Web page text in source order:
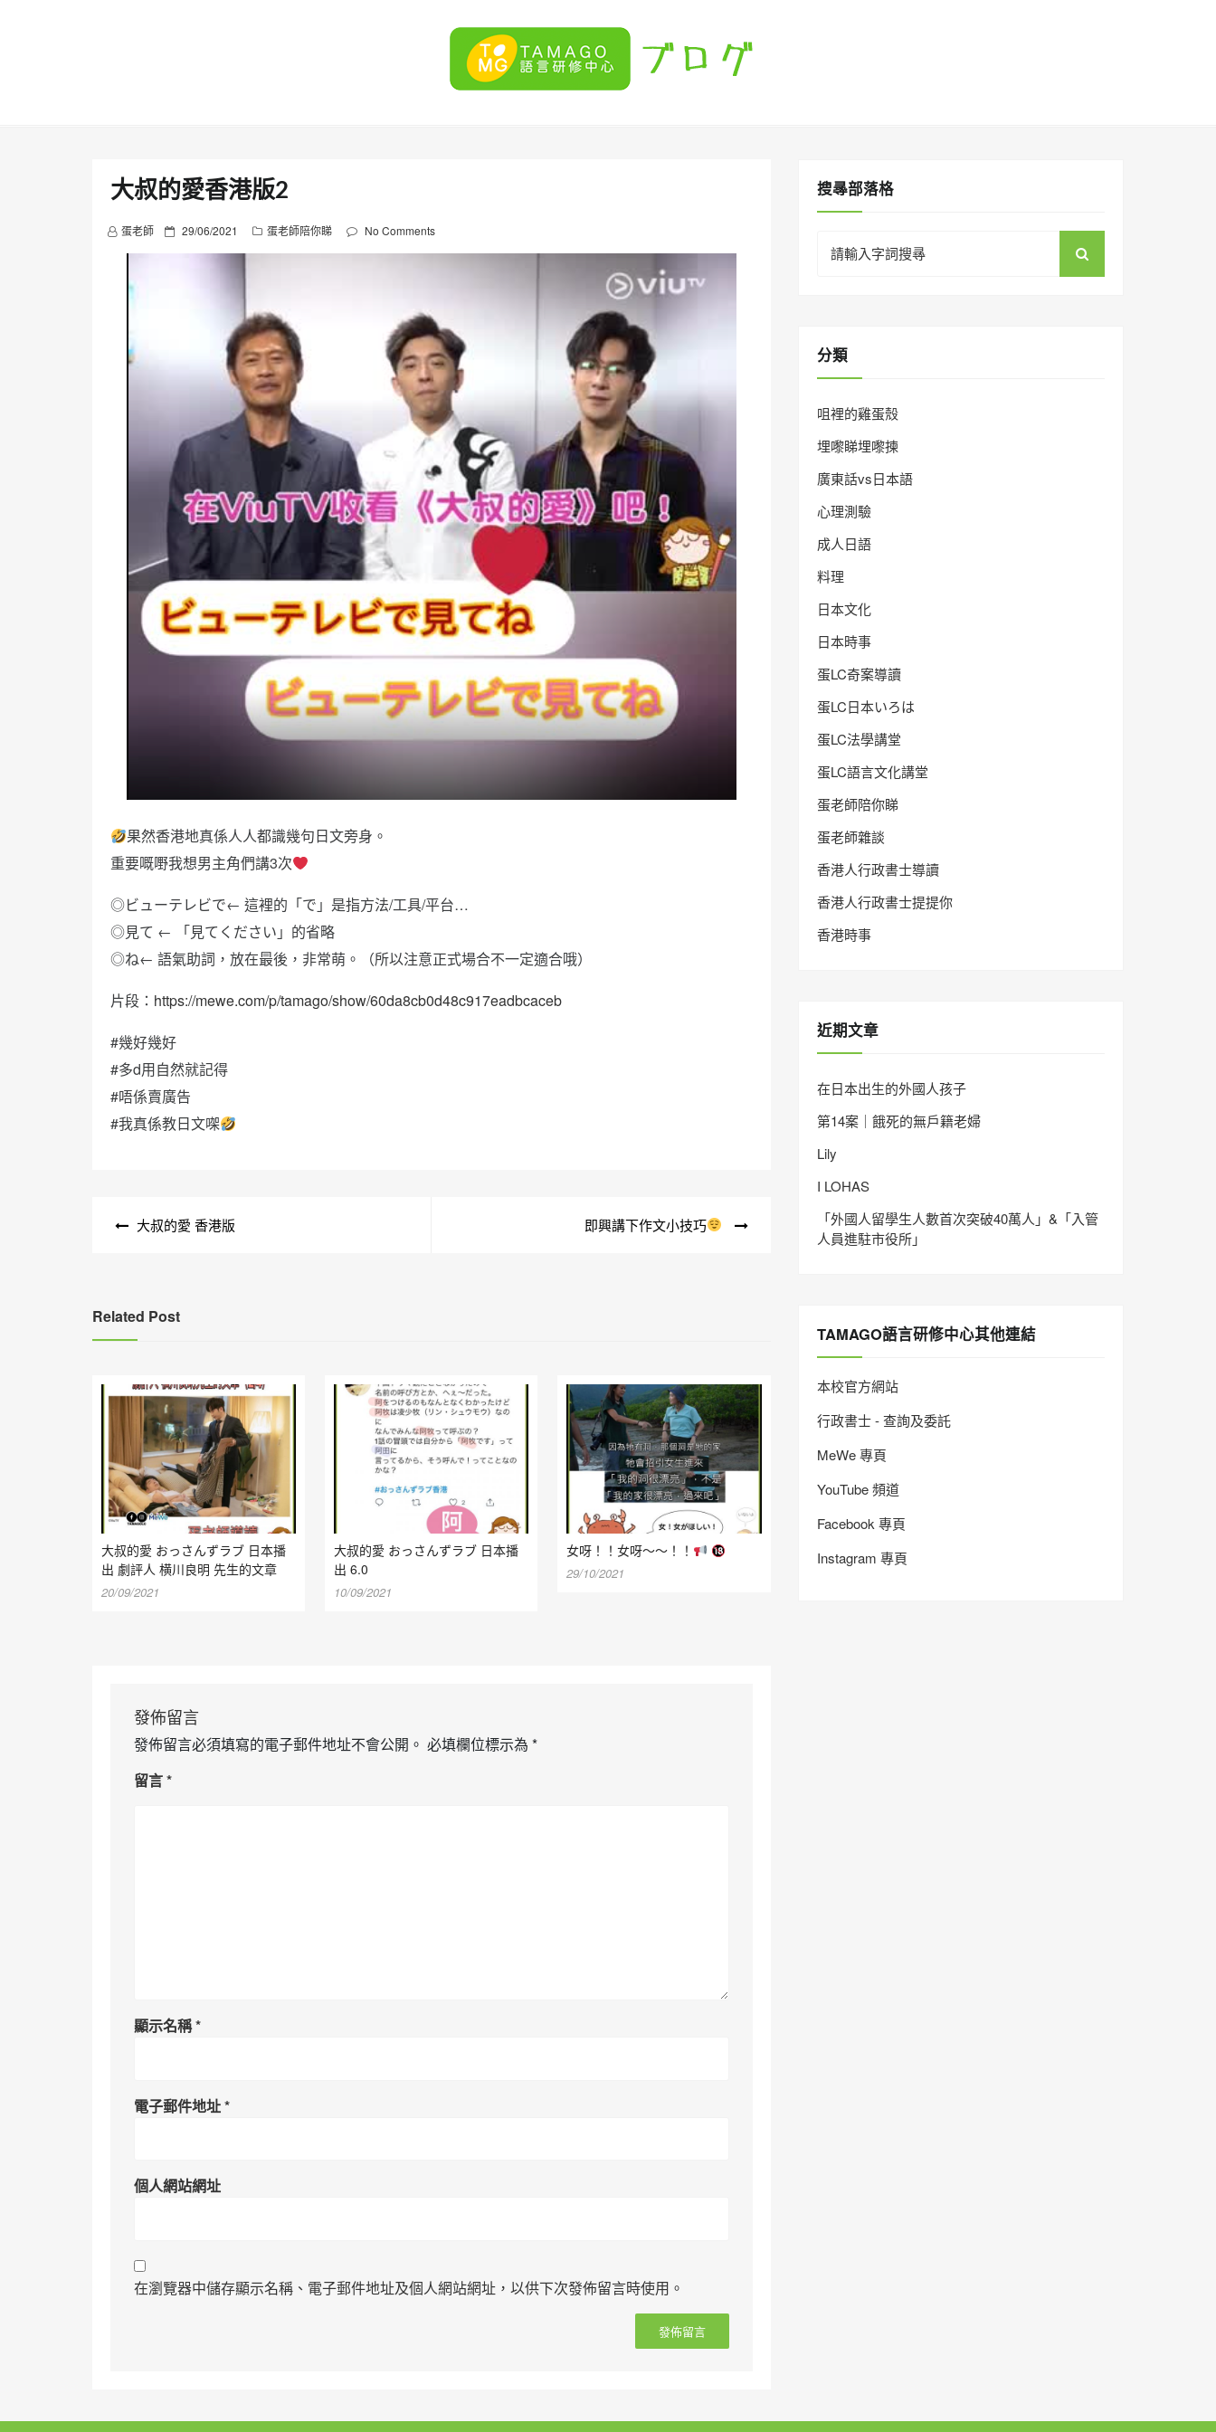
大叔的愛香港版2
蛋老師
P 29/06/2021 蛋老師陪你睇 No Comments
果然香港地真係人人都識幾句日文旁身。
重要嘅嘢我想男主角們講3次
◎ビューテレビで← 這裡的「で」是指方法/工具/平台…
◎見て ← 「見てください」的省略
◎ね← 語氣助詞，放在最後，非常萌。（所以注意正式場合不一定適合哦）
片段： https://mewe.com/p/tamago/show/60da8cb0d48c917eadbcaceb
#幾好幾好
#多d用自然就記得
#唔係賣廣告
#我真係教日文㗎
大叔的愛 香港版 即興講下作文小技巧
Related Post
大叔的愛 おっさんずラブ 日本播
出 劇評人 横川良明 先生的文章
20/09/2021
大叔的愛 おっさんずラブ 日本播
出 6.0
10/09/2021
女呀！！女呀～～！！
29/10/2021
發佈留言
發佈留言必須填寫的電子郵件地址不會公開。 必填欄位標示為 *
留言*
顯示名稱*
電子郵件地址*
個人網站網址
在瀏覽器中儲存顯示名稱、電子郵件地址及個人網站網址，以供下次發佈留言時使用。
搜㝷部落格
for:
分類
咀裡的雞蛋殼
埋嚟睇埋嚟揀
廣東話vs日本語
心理測驗
成人日語
料理
日本文化
日本時事
蛋LC奇案導讀
蛋LC日本いろは
蛋LC法學講堂
蛋LC語言文化講堂
蛋老師陪你睇
蛋老師雜談
香港人行政書士導讀
香港人行政書士提提你
香港時事
近期文章
在日本出生的外國人孩子
第14案｜餓死的無戶籍老婦
Lily
I LOHAS
「外國人留學生人數首次突破40萬人」&「入管
人員進駐市役所」
TAMAGO語言研修中心其他連結
本校官方網站
行政書士 - 查詢及委託
MeWe 專頁
YouTube 頻道
Facebook 專頁
Instagram 專頁